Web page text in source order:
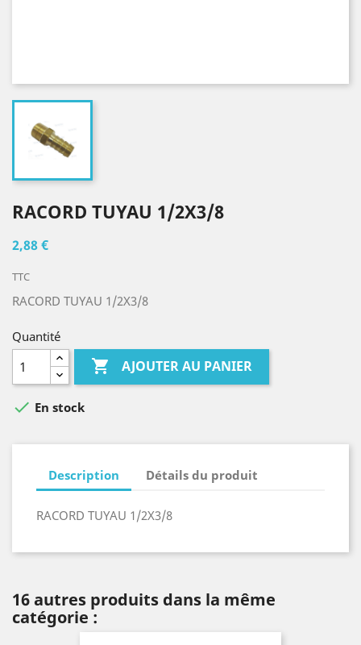
RACORD TUYAU 1/2X3/8
2,88 €
TTC
RACORD TUYAU 1/2X3/8
Quantité
 AJOUTER AU PANIER
 En stock
Description Détails du produit
RACORD TUYAU 1/2X3/8
16 autres produits dans la même
catégorie :